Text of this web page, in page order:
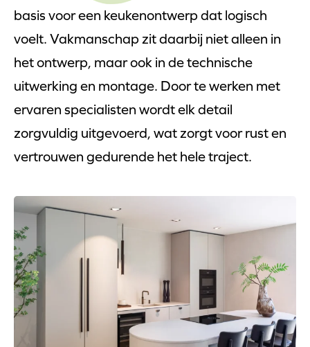
basis voor een keukenontwerp dat logisch
voelt. Vakmanschap zit daarbij niet alleen in
het ontwerp, maar ook in de technische
uitwerking en montage. Door te werken met
ervaren specialisten wordt elk detail
zorgvuldig uitgevoerd, wat zorgt voor rust en
vertrouwen gedurende het hele traject.